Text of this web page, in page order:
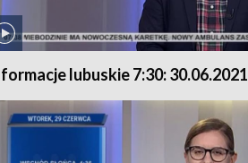
lubuskie 7:30: 30.06.2021